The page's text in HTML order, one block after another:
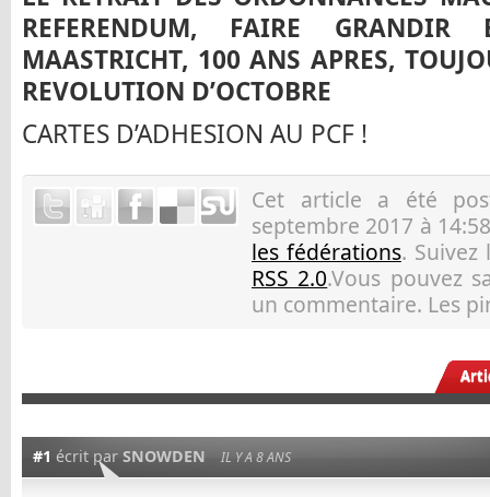
REFERENDUM, FAIRE
MAASTRICHT, 100 ANS APRES,
REVOLUTION D’OCTOBRE
CARTES D’ADHESION AU PCF !
Cet article a été
septembre 2017 à
les fédérations. Suivez
RSS 2.0.Vous pouvez
un commentaire. Les
#1 écrit par SNOWDEN IL Y A 8 ANS